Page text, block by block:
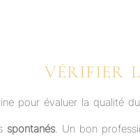
VÉRIFIER
pour évaluer la qualité du
spontanés. Un bon